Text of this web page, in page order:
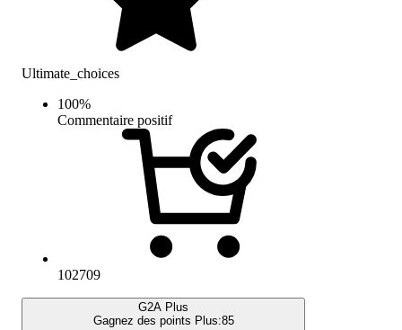
Ultimate_choices
100%
Commentaire positif
102709
G2A Plus
Gagnez des points Plus:85